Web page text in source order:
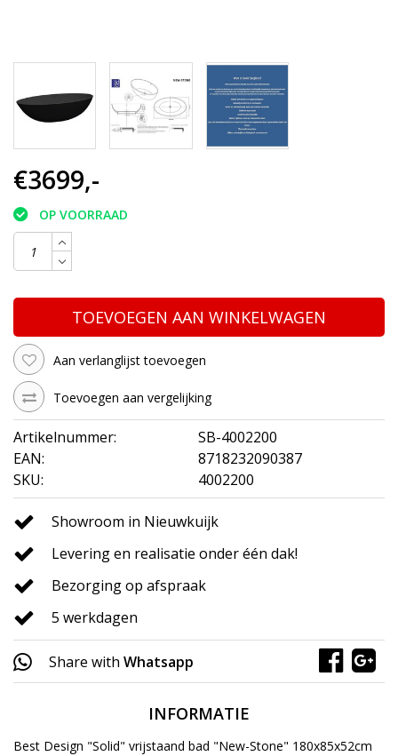
€3699,-
OP VOORRAAD
TOEVOEGEN AAN WINKELWAGEN
Aan verlanglijst toevoegen
Toevoegen aan vergelijking
Artikelnummer:
SB-4002200
EAN:
8718232090387
SKU:
4002200
Showroom in Nieuwkuijk
Levering en realisatie onder één dak!
Bezorging op afspraak
5 werkdagen
Share with Whatsapp
INFORMATIE
Best Design "Solid" vrijstaand bad "New-Stone" 180x85x52cm